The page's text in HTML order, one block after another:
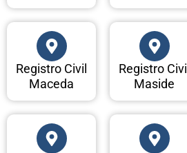
Registro Civil
Maceda
Registro Civil
Maside